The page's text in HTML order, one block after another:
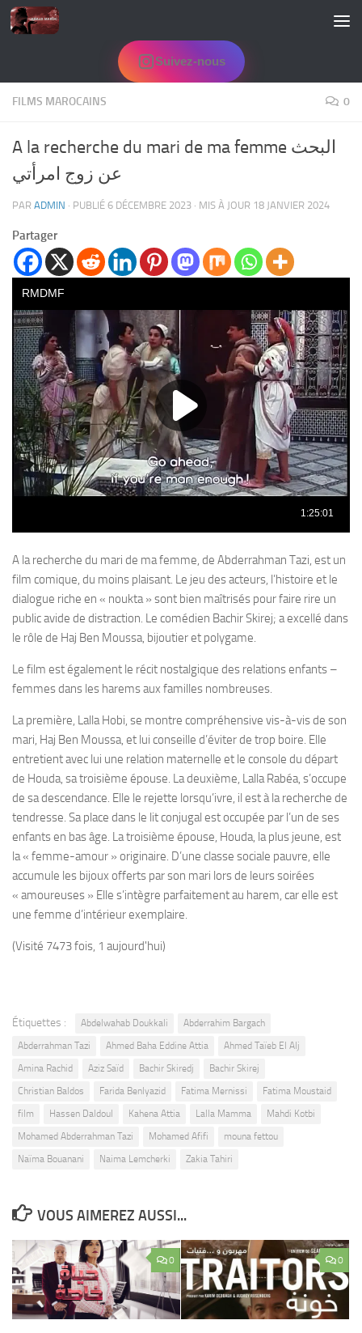
Skip to content
Suivez-nous
FILMS MAROCAINS 0
A la recherche du mari de ma femme البحث
عن زوج امرأتي
PAR ADMIN · PUBLIÉ 6 DÉCEMBRE 2023 · MIS À JOUR 18 JANVIER 2024
Partager
A la recherche du mari de ma femme, de Abderrahman Tazi, est un
film comique, du moins plaisant. Le jeu des acteurs, l’histoire et le
dialogue riche en « noukta » sont bien maîtrisés pour faire rire un
public avide de distraction. Le comédien Bachir Skirej; a excellé dans
le rôle de Haj Ben Moussa, bijoutier et polygame.
Le film est également le récit nostalgique des relations enfants –
femmes dans les harems aux familles nombreuses.
La première, Lalla Hobi, se montre compréhensive vis-à-vis de son
mari, Haj Ben Moussa, et lui conseille d’éviter de trop boire. Elle
entretient avec lui une relation maternelle et le console du départ
de Houda, sa troisième épouse. La deuxième, Lalla Rabéa, s’occupe
de sa descendance. Elle le rejette lorsqu’ivre, il est à la recherche de
tendresse. Sa place dans le lit conjugal est occupée par l’un de ses
enfants en bas âge. La troisième épouse, Houda, la plus jeune, est
la « femme-amour » originaire. D’une classe sociale pauvre, elle
accumule les bijoux offerts par son mari lors de leurs soirées
« amoureuses » Elle s’intègre parfaitement au harem, car elle est
une femme d’intérieur exemplaire.
(Visité 7473 fois, 1 aujourd'hui)
Étiquettes : Abdelwahab Doukkali
Abderrahim Bargach
Abderrahman Tazi
Ahmed Baha Eddine Attia
Ahmed Taïeb El Alj
Amina Rachid
Aziz Saïd Bachir Skiredj
Bachir Skirej
Christian Baldos
Farida Benlyazid Fatima Mernissi
Fatima Moustaid
film
Hassen Daldoul Kahena Attia Lalla Mamma
Mahdi Kotbi
Mohamed Abderrahman Tazi
Mohamed Afifi
mouna fettou
Naïma Bouanani
Naima Lemcherki Zakia Tahiri
VOUS AIMEREZ AUSSI...
0 0